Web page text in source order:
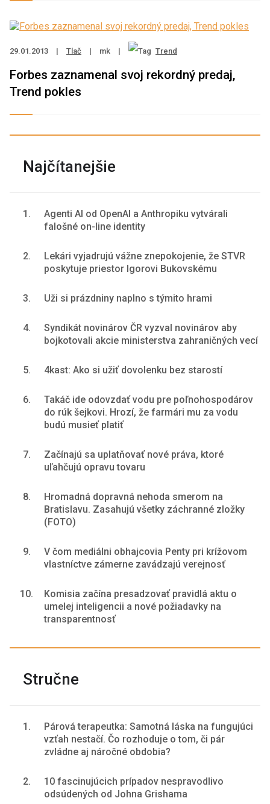
29.01.2013 | Tlač | mk | Trend
Forbes zaznamenal svoj rekordný predaj,
Trend pokles
Najčítanejšie
1.
Agenti AI od OpenAI a Anthropiku vytvárali
falošné on-line identity
2.
Lekári vyjadrujú vážne znepokojenie, že STVR
poskytuje priestor Igorovi Bukovskému
3. Uži si prázdniny naplno s týmito hrami
4.
Syndikát novinárov ČR vyzval novinárov aby
bojkotovali akcie ministerstva zahraničných vecí
5. 4kast: Ako si užiť dovolenku bez starostí
6.
Takáč ide odovzdať vodu pre poľnohospodárov
do rúk šejkovi. Hrozí, že farmári mu za vodu
budú musieť platiť
7.
Začínajú sa uplatňovať nové práva, ktoré
uľahčujú opravu tovaru
8.
Hromadná dopravná nehoda smerom na
Bratislavu. Zasahujú všetky záchranné zložky
(FOTO)
9.
V čom mediálni obhajcovia Penty pri krížovom
vlastníctve zámerne zavádzajú verejnosť
10.
Komisia začína presadzovať pravidlá aktu o
umelej inteligencii a nové požiadavky na
transparentnosť
Stručne
1.
Párová terapeutka: Samotná láska na fungujúci
vzťah nestačí. Čo rozhoduje o tom, či pár
zvládne aj náročné obdobia?
2.
10 fascinujúcich prípadov nespravodlivo
odsúdených od Johna Grishama